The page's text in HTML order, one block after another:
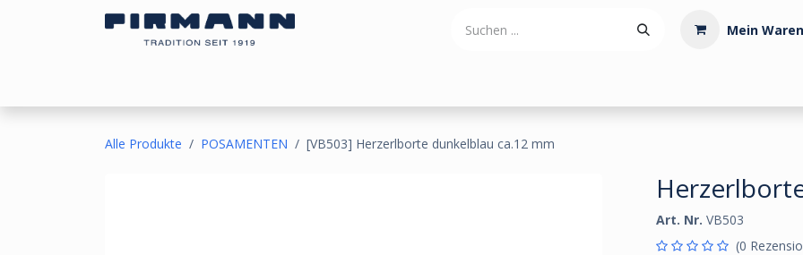
Mein
Alle Produkte POSAMENTEN [VB503] Herzerlborte dunkelblau ca.12 mm
Art. Nr. VB503
(0